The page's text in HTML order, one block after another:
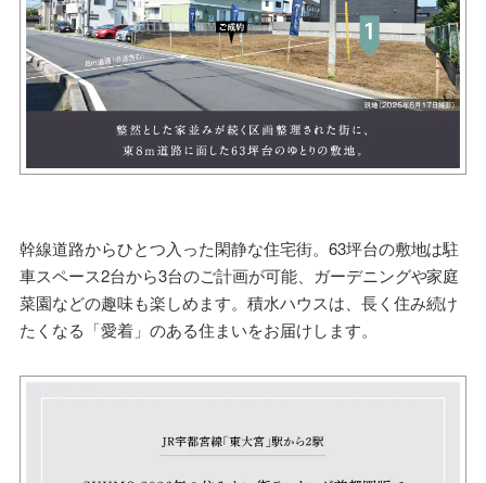
幹線道路からひとつ入った閑静な住宅街。63坪台の敷地は駐
車スペース2台から3台のご計画が可能、ガーデニングや家庭
菜園などの趣味も楽しめます。積水ハウスは、長く住み続け
たくなる「愛着」のある住まいをお届けします。